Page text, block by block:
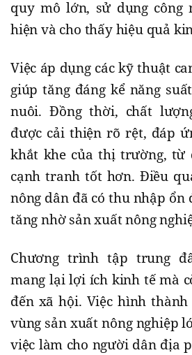
quy mô lớn, sử dụng công
hiện và cho thấy hiệu quả
Việc áp dụng các kỹ thuật
giúp tăng đáng kể năng
nuôi. Đồng thời, chất
được cải thiện rõ rệt, đáp
khắt khe của thị trường, từ
cạnh tranh tốt hơn. Điều
nông dân đã có thu nhập ổn
tăng nhờ sản xuất nông
Chương trình tập trung
mang lại lợi ích kinh tế mà
đến xã hội. Việc hình
vùng sản xuất nông nghiệp
việc làm cho người dân địa